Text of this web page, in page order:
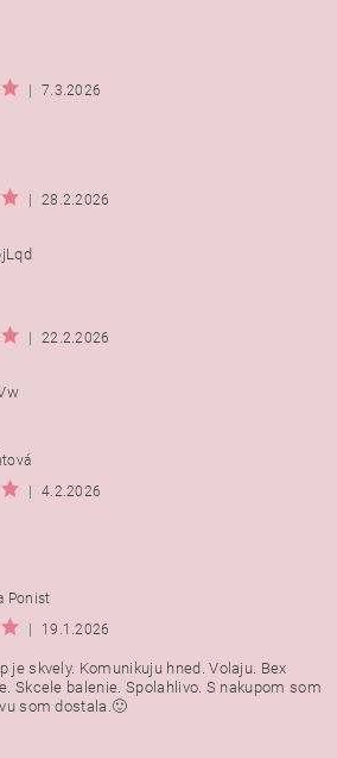
7.3.2026
28.2.2026
22.2.2026
4.2.2026
Ponist
19.1.2026
je skvely. Komunikuju hned. Volaju. Bex
Skcele balenie. Spolahlivo. S nakupom som
som dostala.🙂